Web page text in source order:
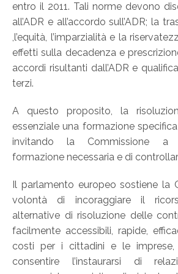
entro il 2011. Tali norme devono
all’ADR e all’accordo sull’ADR; la
,l’equità, l’imparzialità e la
effetti sulla decadenza e
accordi risultanti dall’ADR e
terzi.
A questo proposito, la
essenziale una formazione
invitando la Commissione a
formazione necessaria e di
Il parlamento europeo sostiene la
volontà di incoraggiare il
alternative di risoluzione delle
facilmente accessibili, rapide,
costi per i cittadini e le
consentire l’instaurarsi di